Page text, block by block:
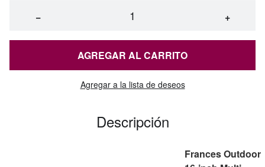
− +
AGREGAR AL CARRITO
Agregar a la lista de deseos
Descripción
Frances Outdoor